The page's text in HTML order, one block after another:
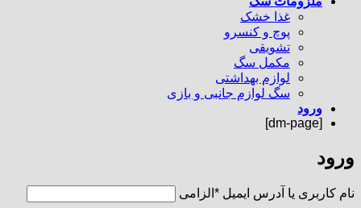
غذا خشک
پوچ و کنسرو
تشویقی
مکمل سگ
لوازم بهداشتی
سگ لوازم جانبی و بازی
ورود
[dm-page]
ورود
نام کاربری یا آدرس ایمیل * الزامی